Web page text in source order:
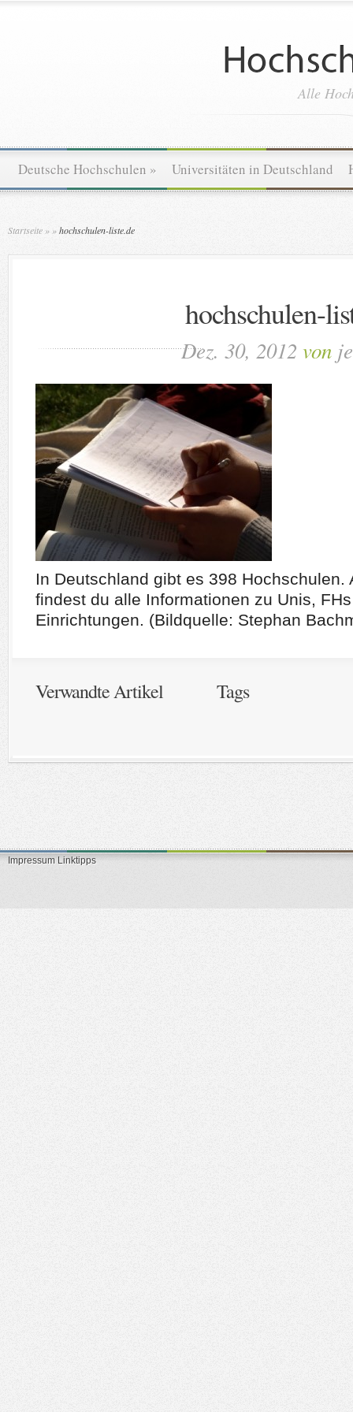
Alle
Deutsche Hochschulen » Universitäten in Deutschland
Startseite » »hochschulen-liste.de
hochschulen-
Dez. 30, 2012 von
In Deutschland gibt es 398
findest du alle Informationen zu Unis,
Einrichtungen. (Bildquelle: Stephan
Verwandte Artikel Tags
Impressum Linktipps